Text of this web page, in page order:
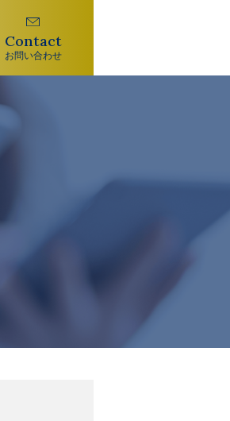
Contact
お問い合わせ